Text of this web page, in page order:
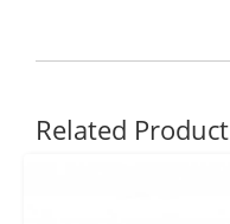
Related Product